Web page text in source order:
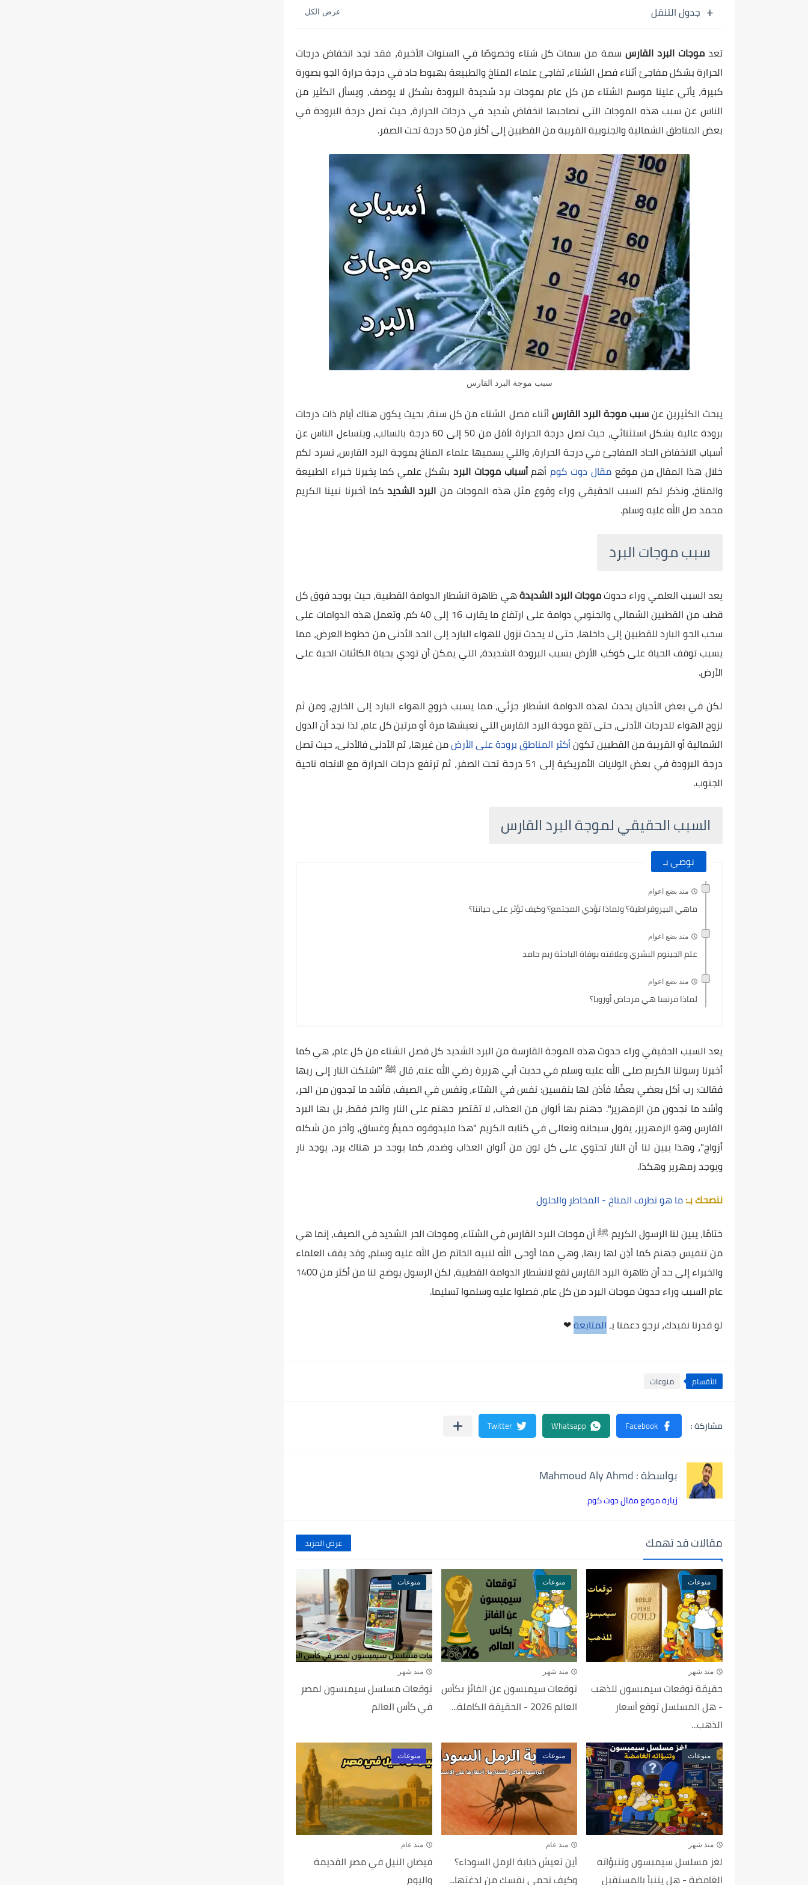
جدول التنقل
تعدموجات البرد القارس سمة من سمات كل شتاء وخصوصًا في السنوات الأخيرة، فقد نجد انخفاض درجات
الحرارة بشكل مفاجئ أثناء فصل الشتاء، تفاجئ علماء المناخ والطبيعة بهبوط حاد في درجة حرارة الجو بصورة
كبيرة، يأتي علينا موسم الشتاء من كل عام بموجات برد شديدة البرودة بشكل لا يوصف، ويسأل الكثير من
الناس عن سبب هذه الموجات التي تصاحبها انخفاض شديد في درجات الحرارة، حيث تصل درجة البرودة في
بعض المناطق الشمالية والجنوبية القريبة من القطبين إلى أكثر من 50 درجة تحت الصفر.
سبب موجة البرد القارس
يبحث الكثيرين عنسبب موجة البرد القارسأثناء فصل الشتاء من كل سنة، بحيث يكون هناك أيام ذات درجات
برودة عالية بشكل استثنائي، حيث تصل درجة الحرارة لأقل من 50 إلى 60 درجة بالسالب، ويتساءل الناس عن
أسباب الانخفاض الحاد المفاجئ في درجة الحرارة، والتي يسميها علماء المناخ بموجة البرد القارس، نسرد لكم
خلال هذا المقال من موقعمقال دوت كومأهمأسباب موجات البرد بشكل علمي كما يخبرنا خبراء الطبيعة
والمناخ، ونذكر لكم السبب الحقيقي وراء وقوع مثل هذه الموجات من البرد الشديد كما أخبرنا نبينا الكريم
محمد صل الله عليه وسلم.
سبب موجات البرد
يعد السبب العلمي وراء حدوثموجات البرد الشديدةهي ظاهرة انشطار الدوامة القطبية، حيث يوجد فوق كل
قطب من القطبين الشمالي والجنوبي دوامة على ارتفاع ما يقارب 16 إلى 40 كم، وتعمل هذه الدوامات على
سحب الجو البارد للقطبين إلى داخلها، حتى لا يحدث نزول للهواء البارد إلى الحد الأدنى من خطوط العرض، مما
يسبب توقف الحياة على كوكب الأرض بسبب البرودة الشديدة، التي يمكن أن تودي بحياة الكائنات الحية على
الأرض.
لكن في بعض الأحيان يحدث لهذه الدوامة انشطار جزئي، مما يسبب خروج الهواء البارد إلى الخارج، ومن ثم
نزوح الهواء للدرجات الأدنى، حتى تقع موجة البرد القارس التي نعيشها مرة أو مرتين كل عام، لذا نجد أن الدول
الشمالية أو القريبة من القطبين تكونأكثر المناطق برودة على الأرضمن غيرها، ثم الأدنى فالأدنى، حيث تصل
درجة البرودة في بعض الولايات الأمريكية إلى 51 درجة تحت الصفر، ثم ترتفع درجات الحرارة مع الاتجاه ناحية
الجنوب.
السبب الحقيقي لموجة البرد القارس
نوصي بـ
منذ بضع اعوام
ماهي البيروقراطية؟ ولماذا تؤذي المجتمع؟ وكيف تؤثر على حياتنا؟
منذ بضع اعوام
علم الجينوم البشري وعلاقته بوفاة الباحثة ريم حامد
منذ بضع اعوام
لماذا فرنسا هي مرحاض أوروبا؟
يعد السبب الحقيقي وراء حدوث هذه الموجة القارسة من البرد الشديد كل فصل الشتاء من كل عام، هي كما
أخبرنا رسولنا الكريم صلى الله عليه وسلم في حديث أبي هريرة رضي الله عنه، قال ﷺ "اشتكت النار إلى ربها
فقالت: رب أكل بعضي بعضًا. فأذن لها بنفسين: نفس في الشتاء، ونفس في الصيف، فأشد ما تجدون من الحر،
وأشد ما تجدون من الزمهرير". جهنم بها ألوان من العذاب، لا تقتصر جهنم على النار والحر فقط، بل بها البرد
القارس وهو الزمهرير، يقول سبحانه وتعالى في كتابه الكريم "هذا فليذوقوه حميمٌ وغساق، وآخر من شكله
أزواج"، وهذا يبين لنا أن النار تحتوي على كل لون من ألوان العذاب وضده، كما يوجد حر هناك برد، يوجد نار
ويوجد زمهرير وهكذا.
ننصحك بـ:ما هو تطرف المناخ - المخاطر والحلول
ختامًا، يبين لنا الرسول الكريم ﷺ أن موجات البرد القارس في الشتاء، وموجات الحر الشديد في الصيف، إنما هي
من تنفيس جهنم كما أذِن لها ربها، وهي مما أوحى الله لنبيه الخاتم صل الله عليه وسلم، وقد يقف العلماء
والخبراء إلى حد أن ظاهرة البرد القارس تقع لانشطار الدوامة القطبية، لكن الرسول يوضح لنا من أكثر من 1400
عام السبب وراء حدوث موجات البرد من كل عام، فصلوا عليه وسلموا تسليما.
لو قدرنا نفيدك، نرجو دعمنا بـالمتابعة❤
الأقسام منوعات
بواسطة : Mahmoud Aly Ahmd
زيارة موقع مقال دوت كوم
مقالات قد تهمك عرض المزيد
منوعات
منذ شهر
حقيقة توقعات سيمبسون للذهب
- هل المسلسل توقع أسعار
الذهب...
منوعات
منذ شهر
توقعات سيمبسون عن الفائز بكأس
العالم 2026 - الحقيقة الكاملة...
منوعات
منذ شهر
توقعات مسلسل سيمبسون لمصر
في كأس العالم
منوعات
منذ شهر
لغز مسلسل سيمبسون وتنبؤاته
الغامضة - هل يتنبأ بالمستقبل
منوعات
منذ عام
أين تعيش ذبابة الرمل السوداء؟
وكيف تحمي نفسك من لدغتها...
منوعات
منذ عام
فيضان النيل في مصر القديمة
واليوم